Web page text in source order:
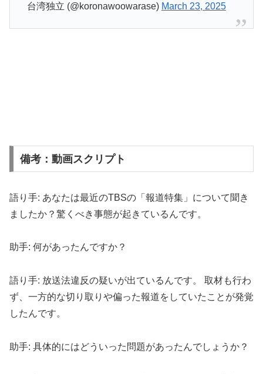
台湾独立 (@koronawoowarase) March 23, 2025
備考：動画スクリプト
語り手: あなたは最近のTBSの「報道特集」について聞き
ましたか？驚くべき事態が起きているんです。
助手: 何があったんですか？
語り手: 放送法違反の疑いが出ているんです。 取材も行わ
ず、一方的な切り取りや偏った報道をしていたことが発覚
したんです。
助手: 具体的にはどういった問題があったんでしょうか？